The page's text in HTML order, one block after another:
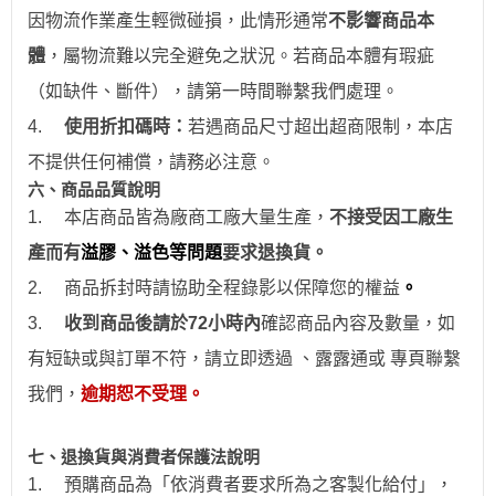
因物流作業產生輕微碰損，此情形通常不影響商品本
體 ，屬物流難以完全避免之狀況。若商品本體有瑕疵
（如缺件、斷件），請第一時間聯繫我們處理。
4.
使用折扣碼時： 若遇商品尺寸超出超商限制，本店
不提供任何補償，請務必注意。
六、商品品質說明
1.
本店商品皆為廠商工廠大量生產， 不接受因工廠生
產而有溢膠、溢色等問題要求退換貨。
2.
商品拆封時請協助全程錄影以保障您的權益 。
3.
收到商品後請於72小時內確認商品內容及數量，如
有短缺或與訂單不符，請立即透過
、露露通或 專頁聯繫
我們， 逾期恕不受理。
七、退換貨與消費者保護法說明
1.
預購商品為「依消費者要求所為之客製化給付」，